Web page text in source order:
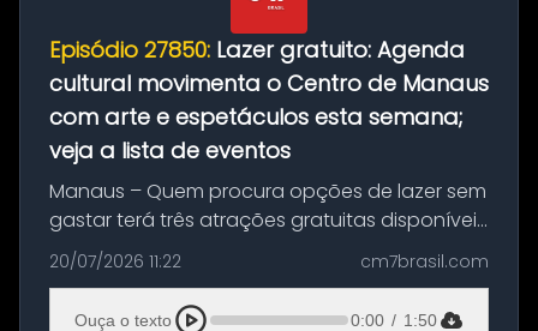
Episódio 27850: Lazer gratuito: Agenda
cultural movimenta o Centro de Manaus
com arte e espetáculos esta semana;
veja a lista de eventos
Manaus – Quem procura opções de lazer sem
gastar terá três atrações gratuitas disponíveis
entre esta segunda-feira (20) e quinta-feira
(23). A programação inclui uma exposição
dedicada à história das ...
20/07/2026 11:22 cm7brasil.com
Ouça o texto 0:00 / 1:50